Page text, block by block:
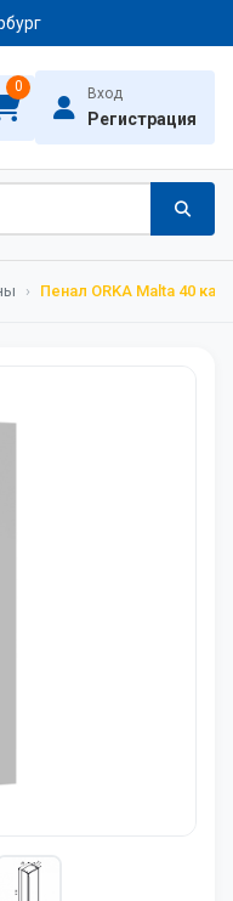
0 Вход
Регистрация
› Пенал ORKA Malta 40